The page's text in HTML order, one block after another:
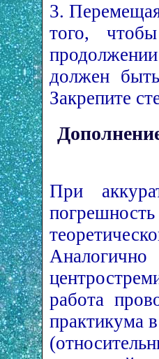
3.
того,
должен
Закрепите
При
работа
практикума